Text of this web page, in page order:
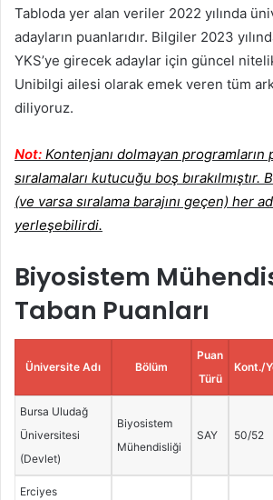
Tabloda yer alan veriler 2022 yılında
adayların puanlarıdır. Bilgiler 2023
YKS’ye girecek adaylar için güncel
Unibilgi ailesi olarak emek veren tüm
diliyoruz.
Not: Kontenjanı dolmayan programların
sıralamaları kutucuğu boş bırakılmıştır.
(ve varsa sıralama barajını geçen) her
yerleşebilirdi.
Biyosistem
Taban Puanları
Üniversite Adı Bölüm
Puan
Türü
Kont./
Bursa Uludağ
Üniversitesi
(Devlet)
Biyosistem
Mühendisliği
SAY 50/52
Erciyes